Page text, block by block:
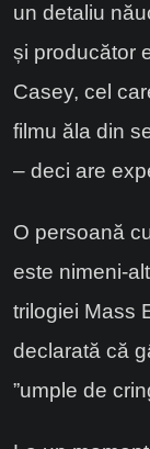
un detaliu
și producător
Casey, cel
filmu ăla din
– deci are
O persoană
este nimeni-
trilogiei Mass
declarată că
”umple de